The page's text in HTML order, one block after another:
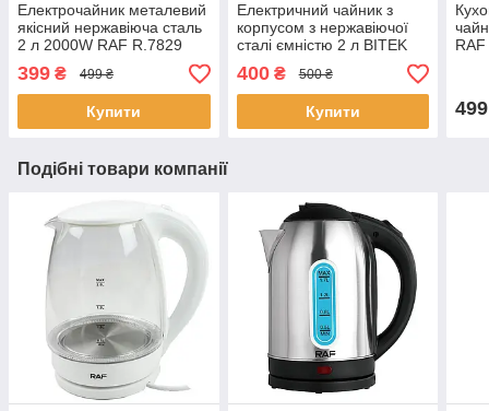
Електрочайник металевий
якісний нержавіюча сталь
2 л 2000W RAF R.7829
399 ₴ 499 ₴
Купити
Електричний чайник з
корпусом з нержавіючої
сталі ємністю 2 л BITEK
400₴ 500 ₴
Купити 499
Подібні товари компанії